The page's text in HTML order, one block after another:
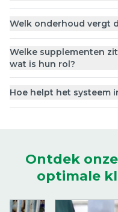
Welk onderhoud vergt
Welke supplementen
wat is hun rol?
Hoe helpt het systeem
Ontdek
optimale